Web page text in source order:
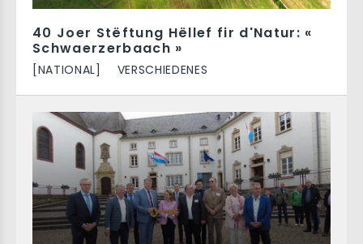
40 Joer Stëftung Hëllef fir d'Natur: «
Schwaerzerbaach »
[NATIONAL] VERSCHIEDENES